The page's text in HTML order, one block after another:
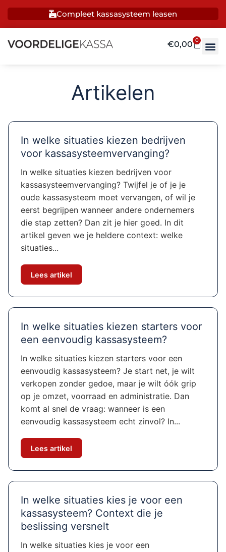
Compleet kassasysteem leasen
€0,00 0
Artikelen
In welke situaties kiezen bedrijven
voor kassasysteemvervanging?
In welke situaties kiezen bedrijven voor
kassasysteemvervanging? Twijfel je of je je
oude kassasysteem moet vervangen, of wil je
eerst begrijpen wanneer andere ondernemers
die stap zetten? Dan zit je hier goed. In dit
artikel geven we je heldere context: welke
situaties...
Lees artikel
In welke situaties kiezen starters voor
een eenvoudig kassasysteem?
In welke situaties kiezen starters voor een
eenvoudig kassasysteem? Je start net, je wilt
verkopen zonder gedoe, maar je wilt óók grip
op je omzet, voorraad en administratie. Dan
komt al snel de vraag: wanneer is een
eenvoudig kassasysteem echt zinvol? In...
Lees artikel
In welke situaties kies je voor een
kassasysteem? Context die je
beslissing versnelt
In welke situaties kies je voor een